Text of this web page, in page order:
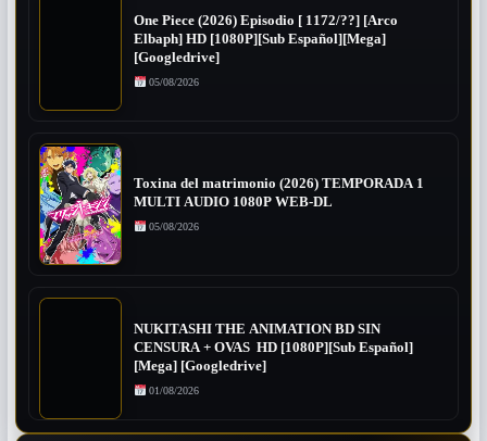
One Piece (2026) Episodio [ 1172/??] [Arco
Elbaph] HD [1080P][Sub Español][Mega]
[Googledrive]
05/08/2026
Toxina del matrimonio (2026) TEMPORADA 1
MULTI AUDIO 1080P WEB-DL
05/08/2026
NUKITASHI THE ANIMATION BD SIN
CENSURA + OVAS HD [1080P][Sub Español]
[Mega] [Googledrive]
01/08/2026